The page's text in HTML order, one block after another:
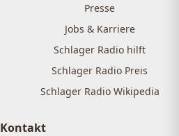
Presse
Jobs & Karriere
Schlager Radio hilft
Schlager Radio Preis
Schlager Radio Wikipedia
Kontakt